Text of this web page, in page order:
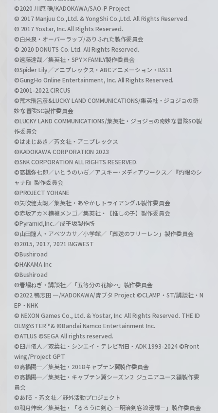
©2020 川原 礫/KADOKAWA/SAO-P Project
© 2017 Manjuu Co.,Ltd. & YongShi Co.,Ltd. All Rights Reserved.
© 2017 Yostar, Inc. All Rights Reserved.
©白米良・オーバーラップ/ありふれた製作委員会
© 2020 DONUTS Co. Ltd. All Rights Reserved.
©遠藤達哉／集英社・SPY×FAMILY製作委員会
©Spider Lily／アニプレックス・ABCアニメーション・BS11
©GungHo Online Entertainment, Inc. All Rights Reserved.
©2001-2022 CIRCUS
©荒木飛呂彦&LUCKY LAND COMMUNICATIONS/集英社・ジョジョの奇
妙な冒険SC製作委員会
©LUCKY LAND COMMUNICATIONS/集英社・ジョジョの奇妙な冒険SO製
作委員会
©はまじあき／芳文社・アニプレックス
©KADOKAWA CORPORATION 2023
©SNK CORPORATION ALL RIGHTS RESERVED.
©高橋弥七郎／いとうのいぢ／アスキー･メディアワークス／『灼眼のシ
ャナF』製作委員会
©PROJECT YOHANE
©矢吹健太朗／集英社・あやかしトライアングル製作委員会
©赤坂アカ×横槍メンゴ／集英社・【推しの子】製作委員会
©Pyramid,Inc.／成子坂製作所
©山田鐘人・アベツカサ／小学館／「葬送のフリーレン」製作委員会
©2015, 2017, 2021 BIGWEST
©Bushiroad
©HAKAMA Inc
©Bushiroad
©春場ねぎ・講談社／「五等分の花嫁∽」製作委員会
©2022 鴨志田 一/KADOKAWA/青ブタ Project ©CLAMP・ST/講談社・N
EP・NHK
© NEXON Games Co., Ltd. & Yostar, Inc. All Rights Reserved. THE ID
OLM@STER™& ©Bandai Namco Entertainment Inc.
©ATLUS ©SEGA All rights reserved.
©臼井儀人／双葉社・シンエイ・テレビ朝日・ADK 1993-2024 ©Front
wing/Project GPT
©高橋陽一／集英社・2018キャプテン翼製作委員会
©高橋陽一／集英社・キャプテン翼シーズン２ ジュニアユース編製作委
員会
©あfろ・芳文社／野外活動プロジェクト
©和月伸宏／集英社・「るろうに剣心 －明治剣客浪漫譚－」製作委員会